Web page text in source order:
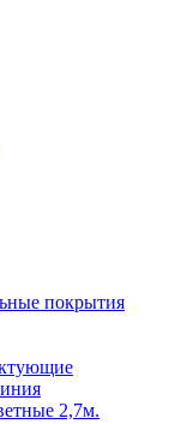
покрытия
2,7м.